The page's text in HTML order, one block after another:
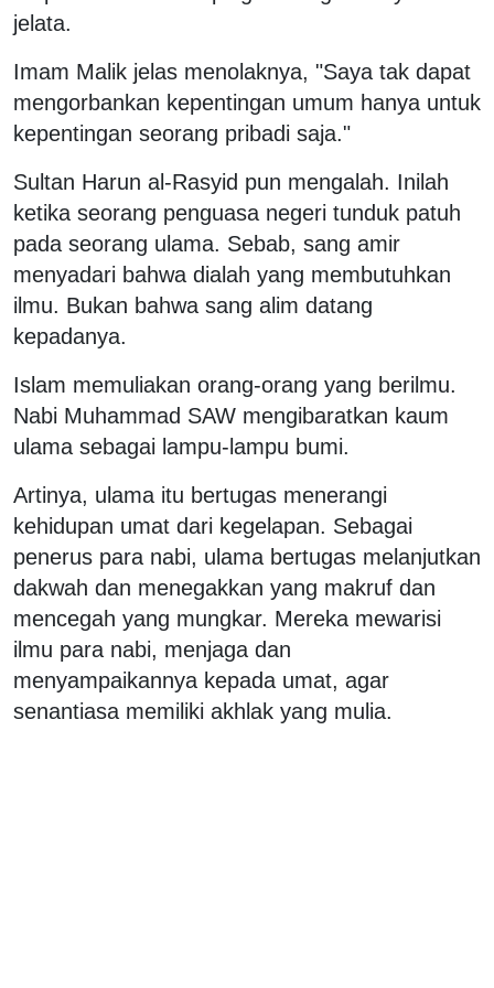
jelata.
Imam Malik jelas menolaknya, "Saya tak dapat
mengorbankan kepentingan umum hanya untuk
kepentingan seorang pribadi saja."
Sultan Harun al-Rasyid pun mengalah. Inilah
ketika seorang penguasa negeri tunduk patuh
pada seorang ulama. Sebab, sang amir
menyadari bahwa dialah yang membutuhkan
ilmu. Bukan bahwa sang alim datang
kepadanya.
Islam memuliakan orang-orang yang berilmu.
Nabi Muhammad SAW mengibaratkan kaum
ulama sebagai lampu-lampu bumi.
Artinya, ulama itu bertugas menerangi
kehidupan umat dari kegelapan. Sebagai
penerus para nabi, ulama bertugas melanjutkan
dakwah dan menegakkan yang makruf dan
mencegah yang mungkar. Mereka mewarisi
ilmu para nabi, menjaga dan
menyampaikannya kepada umat, agar
senantiasa memiliki akhlak yang mulia.